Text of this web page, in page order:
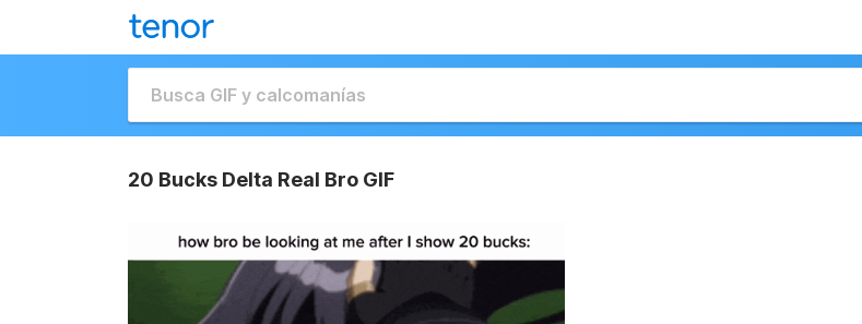
20 Bucks Delta Real Bro GIF